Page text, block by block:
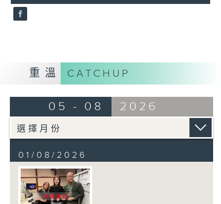
30
seconds
重溫 CATCHUP
05 - 08 2026
01/08/2026